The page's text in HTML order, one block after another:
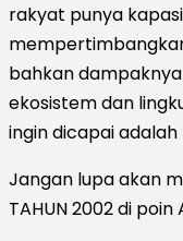
rakyat punya
bahkan
ekosistem dan
ingin dicapai
Jangan lupa akan
TAHUN 2002 di poin